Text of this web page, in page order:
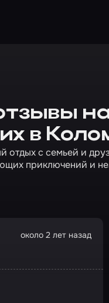
в
отдых с семьей и
приключений и
около 2 лет назад